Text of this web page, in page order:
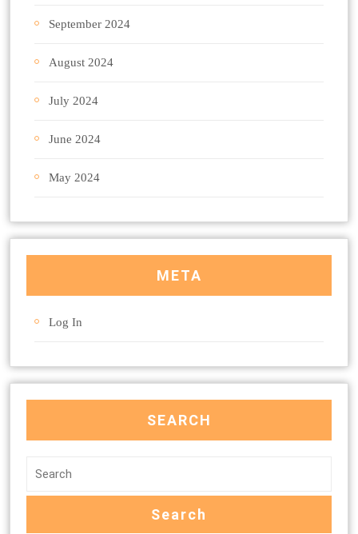
September 2024
August 2024
July 2024
June 2024
May 2024
META
Log In
SEARCH